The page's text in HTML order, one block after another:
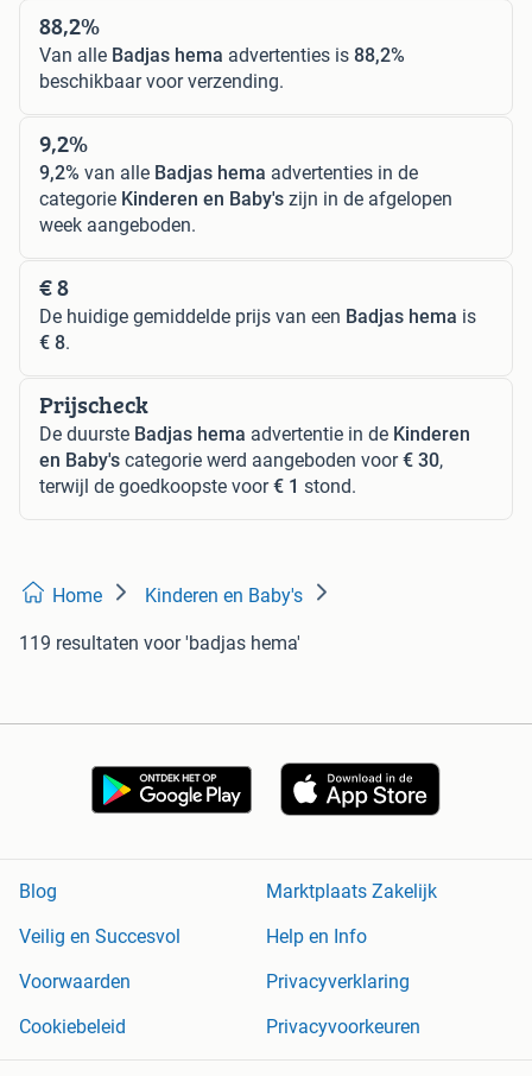
88,2%
Van alle Badjas hema advertenties is 88,2%
beschikbaar voor verzending.
9,2%
9,2% van alle Badjas hema advertenties in de
categorie Kinderen en Baby's zijn in de afgelopen
week aangeboden.
€ 8
De huidige gemiddelde prijs van een Badjas hema is
€ 8.
Prijscheck
De duurste Badjas hema advertentie in de Kinderen
en Baby's categorie werd aangeboden voor€ 30,
terwijl de goedkoopste voor€ 1 stond.
Home Kinderen en Baby's
119 resultaten voor 'badjas hema'
Blog
Marktplaats Zakelijk
Veilig en Succesvol
Help en Info
Voorwaarden
Privacyverklaring
Cookiebeleid
Privacyvoorkeuren